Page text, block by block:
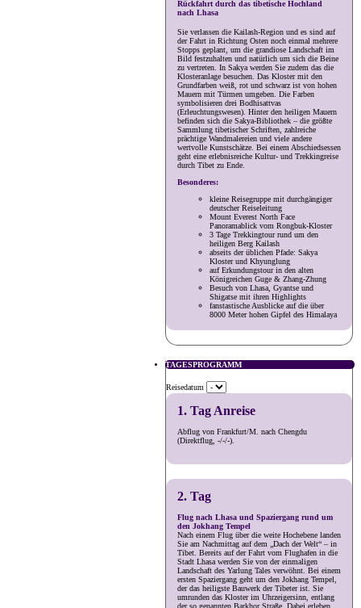
Rückfahrt durch das tibetische Hochland
nach Lhasa
Sie verlassen die Kailash-Region und es sind auf
der Fahrt in Richtung Osten noch einmal mehrere
Stopps geplant, um die grandiose Landschaft im
Bild festzuhalten und natürlich um sich die Beine
zu vertreten. In Sakya werden Sie zudem das die
Klosteranlage besuchen. Das Kloster mit den
Grundfarben weiß, rot und schwarz ist von hohen
Mauern mit Türmen umgeben. Die Farben
symbolisieren drei Bodhisattvas
(Erleuchtungswesen). Hinter den heiligen Mauern
befinden sich die Sakya-Bibliothek – die größte
Sammlung tibetischer Schriften, zahlreiche
prächtige Wandmalereien und viele andere
wertvolle Kunstschätze. Bei einem Abschiedsessen
geht eine erlebnisreiche Kultur- und Trekkingreise
durch Tibet zu Ende.
Besonderes:
kleine Reisegruppe mit durchgängiger
deutscher Reiseleitung
Mount Everest North Face
Panoramablick vom Rongbuk-Kloster
3 Tage Trekkingtour rund um den
heiligen Berg Kailash
abseits der üblichen Pfade: Sakya
Kloster und Khyunglung
auf Erkundungstour in den alten
Königreichen Guge & Zhang-Zhung
Besuch von Lhasa, Gyantse und
Shigatse mit ihren Highlights
fanstastische Ausblicke auf die über
8000 Meter hohen Gipfel des Himalaya
TAGESPROGRAMM
Reisedatum
1. Tag Anreise
Abflug von Frankfurt/M. nach Chengdu
(Direktflug, -/-/-).
2. Tag
Flug nach Lhasa und Spaziergang rund um
den Jokhang Tempel
Nach einem Flug über die weite Hochebene landen
Sie am Nachmittag auf dem „Dach der Welt“ – in
Tibet. Bereits auf der Fahrt vom Flughafen in die
Stadt Lhasa werden Sie von der einmaligen
Landschaft des Yarlung Tales verwöhnt. Bei einem
ersten Spaziergang geht um den Jokhang Tempel,
der das heiligste Bauwerk der Tibeter ist. Sie
umrunden das Kloster im Uhrzeigersinn, entlang